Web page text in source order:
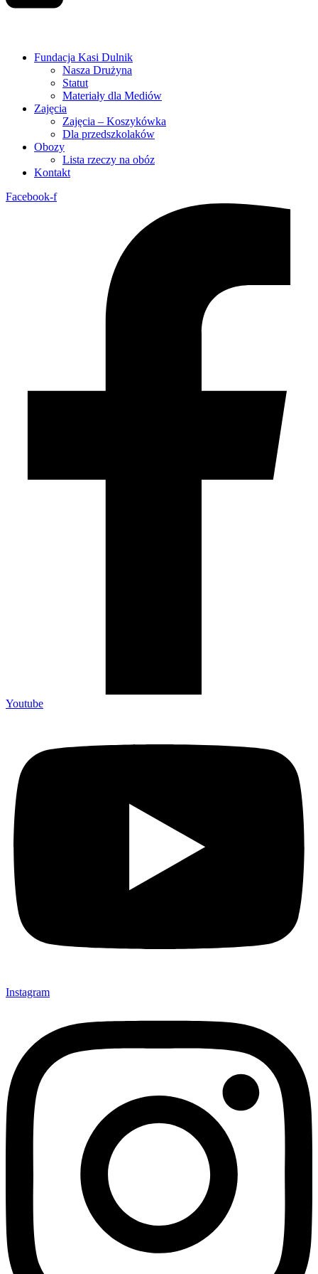
Fundacja Kasi Dulnik
Nasza Drużyna
Statut
Materiały dla Mediów
Zajęcia
Zajęcia – Koszykówka
Dla przedszkolaków
Obozy
Lista rzeczy na obóz
Kontakt
Facebook-f
Youtube
Instagram